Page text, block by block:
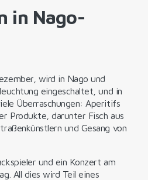
in Nago-
wird in Nago und
eingeschaltet, und in
Überraschungen: Aperitifs
Produkte, darunter Fisch aus
und Gesang von
und ein Konzert am
All dies wird Teil eines